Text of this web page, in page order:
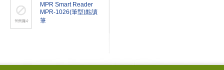
MPR Smart Reader
MPR-1026(筆型)點讀
筆